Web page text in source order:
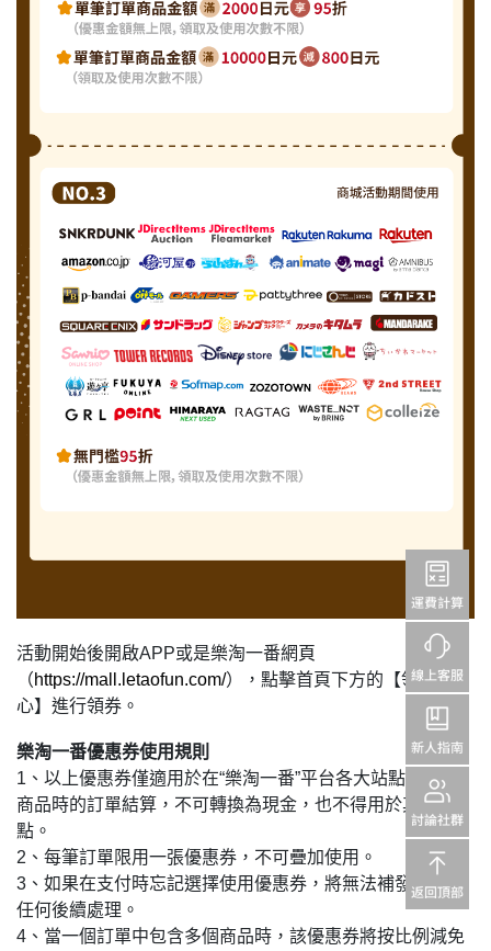
活動開始後開啟APP或是樂淘一番網頁
（https://mall.letaofun.com/），點擊首頁下方的【領券中
心】進行領券。
樂淘一番優惠券使用規則
1、以上優惠券僅適用於在“樂淘一番”平台各大站點中購買
商品時的訂單結算，不可轉換為現金，也不得用於其他站
點。
2、每筆訂單限用一張優惠券，不可疊加使用。
3、如果在支付時忘記選擇使用優惠券，將無法補發或進行
任何後續處理。
4、當一個訂單中包含多個商品時，該優惠券將按比例減免